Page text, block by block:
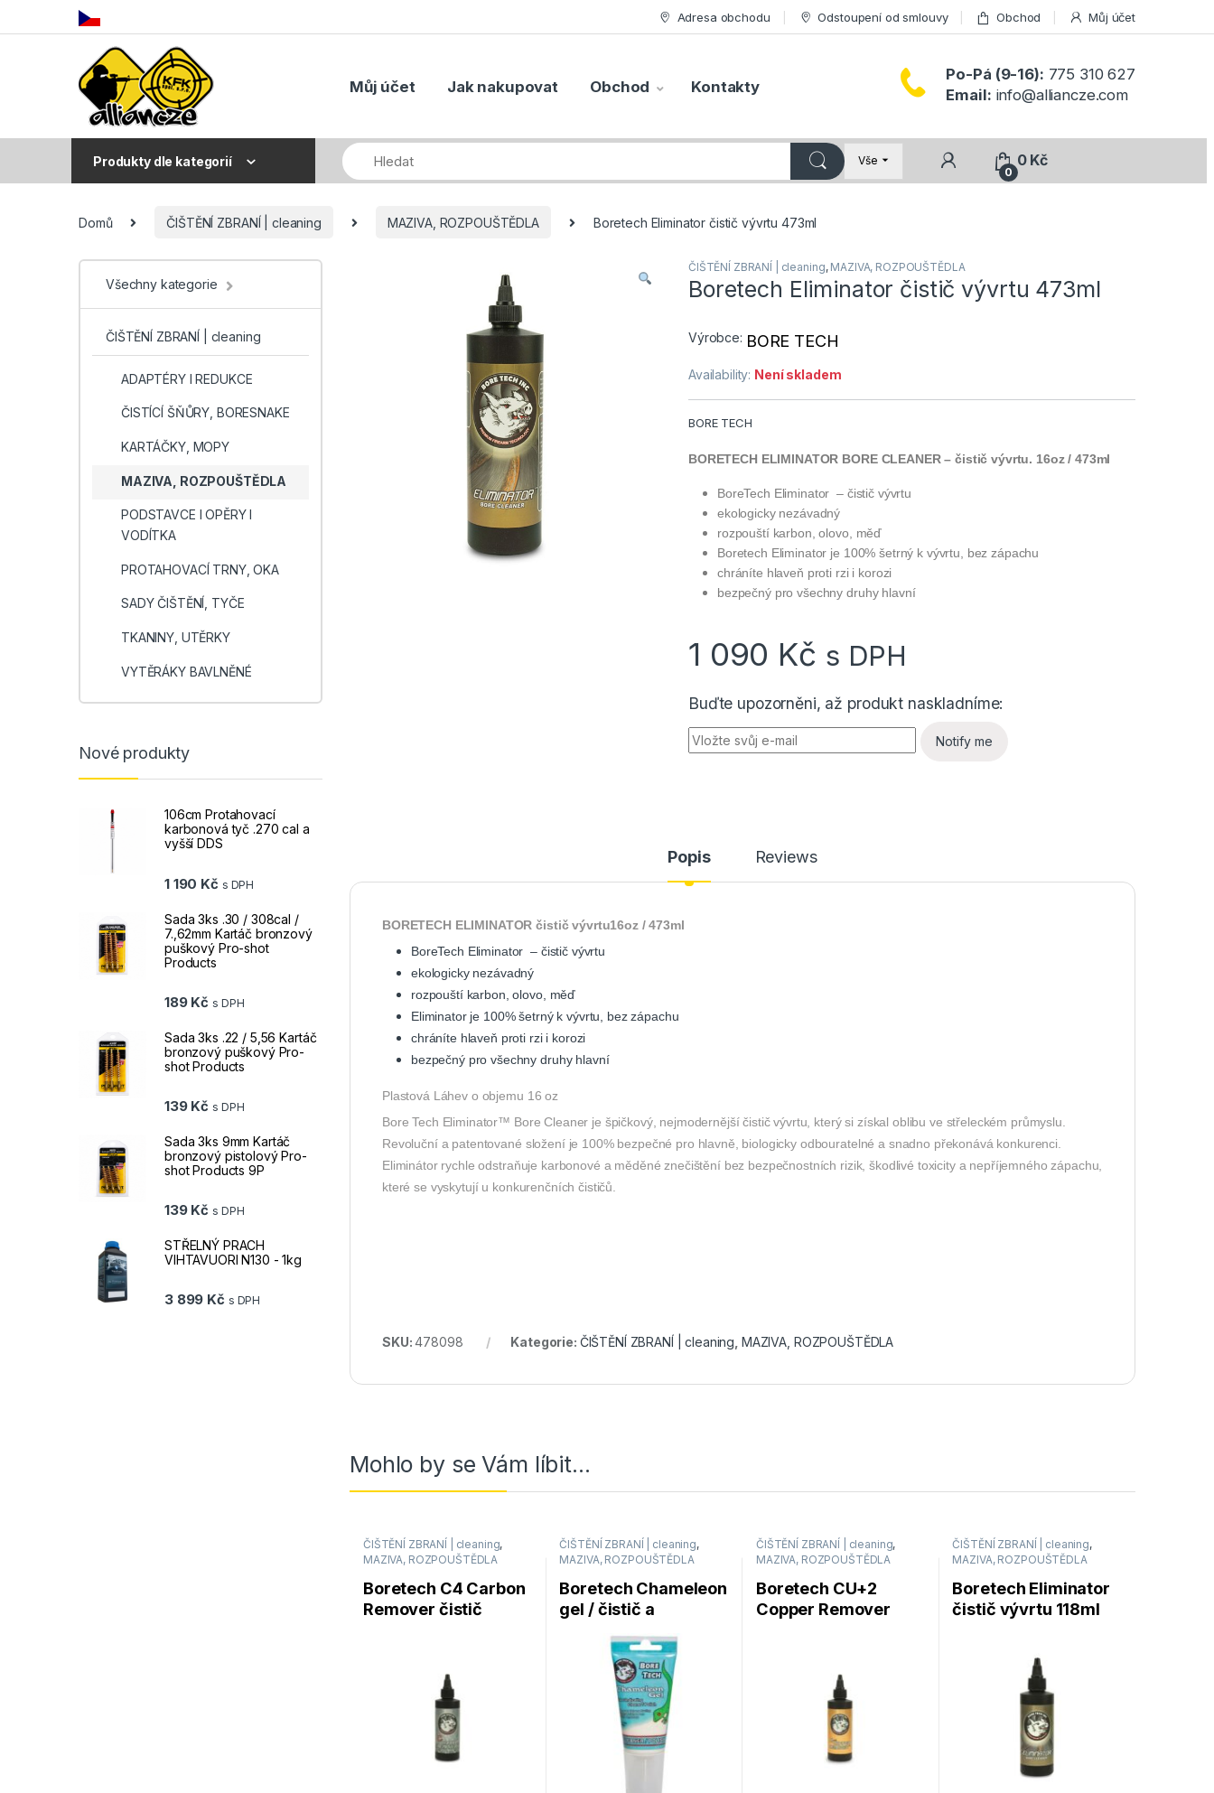
Skip to navigation
Skip to content Adresa obchodu Odstoupení od smlouvy Obchod Můj účet
Můj účet Jak nakupovat Obchod Kontakty
Po-Pá (9-16): 775 310 627
Email: info@alliancze.com
Produkty dle kategorií
Vše
0
0 Kč
Domů ČIŠTĚNÍ ZBRANÍ | cleaning MAZIVA, ROZPOUŠTĚDLA Boretech Eliminator čistič vývrtu 473ml
ČIŠTĚNÍ ZBRANÍ | cleaning, MAZIVA, ROZPOUŠTĚDLA
Boretech Eliminator čistič vývrtu 473ml
Výrobce: BORE TECH
Availability: Není skladem
BORE TECH
BORETECH ELIMINATOR BORE CLEANER – čistič vývrtu. 16oz / 473ml
BoreTech Eliminator – čistič vývrtu
ekologicky nezávadný
rozpouští karbon, olovo, měď
Boretech Eliminator je 100% šetrný k vývrtu, bez zápachu
chráníte hlaveň proti rzi i korozi
bezpečný pro všechny druhy hlavní
1 090 Kč s DPH
Buďte upozorněni, až produkt naskladníme:
Notify me
Popis Reviews
BORETECH ELIMINATOR čistič vývrtu16oz / 473ml
BoreTech Eliminator – čistič vývrtu
ekologicky nezávadný
rozpouští karbon, olovo, měď
Eliminator je 100% šetrný k vývrtu, bez zápachu
chráníte hlaveň proti rzi i korozi
bezpečný pro všechny druhy hlavní
Plastová Láhev o objemu 16 oz
Bore Tech Eliminator™ Bore Cleaner je špičkový, nejmodernější čistič vývrtu, který si získal oblibu ve střeleckém průmyslu.
Revoluční a patentované složení je 100% bezpečné pro hlavně, biologicky odbouratelné a snadno překonává konkurenci.
Eliminátor rychle odstraňuje karbonové a měděné znečištění bez bezpečnostních rizik, škodlivé toxicity a nepříjemného zápachu,
které se vyskytují u konkurenčních čističů.
SKU:478098 Kategorie: ČIŠTĚNÍ ZBRANÍ | cleaning MAZIVA, ROZPOUŠTĚDLA
Mohlo by se Vám líbit…
ČIŠTĚNÍ ZBRANÍ | cleaning,
MAZIVA, ROZPOUŠTĚDLA
Boretech C4 Carbon
Remover čistič
ČIŠTĚNÍ ZBRANÍ | cleaning,
MAZIVA, ROZPOUŠTĚDLA
Boretech Chameleon
gel / čistič a
ČIŠTĚNÍ ZBRANÍ | cleaning,
MAZIVA, ROZPOUŠTĚDLA
Boretech CU+2
Copper Remover
ČIŠTĚNÍ ZBRANÍ | cleaning,
MAZIVA, ROZPOUŠTĚDLA
Boretech Eliminator
čistič vývrtu 118ml
Všechny kategorie
ČIŠTĚNÍ ZBRANÍ | cleaning
ADAPTÉRY I REDUKCE
ČISTÍCÍ ŠŇŮRY, BORESNAKE
KARTÁČKY, MOPY
MAZIVA, ROZPOUŠTĚDLA
PODSTAVCE I OPĚRY I
VODÍTKA
PROTAHOVACÍ TRNY, OKA
SADY ČIŠTĚNÍ, TYČE
TKANINY, UTĚRKY
VYTĚRÁKY BAVLNĚNÉ
Nové produkty
106cm Protahovací
karbonová tyč .270 cal a
vyšší DDS
1 190 Kč s DPH
Sada 3ks .30 / 308cal /
7.,62mm Kartáč bronzový
puškový Pro-shot
Products
189 Kč s DPH
Sada 3ks .22 / 5,56 Kartáč
bronzový puškový Pro-
shot Products
139 Kč s DPH
Sada 3ks 9mm Kartáč
bronzový pistolový Pro-
shot Products 9P
139 Kč s DPH
STŘELNÝ PRACH
VIHTAVUORI N130 - 1kg
3 899 Kč s DPH